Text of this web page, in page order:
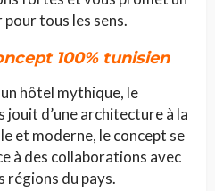
pour tous les sens.
100% tunisien
hôtel mythique, le
jouit d’une architecture à la
et moderne, le concept se
à des collaborations avec
régions du pays.